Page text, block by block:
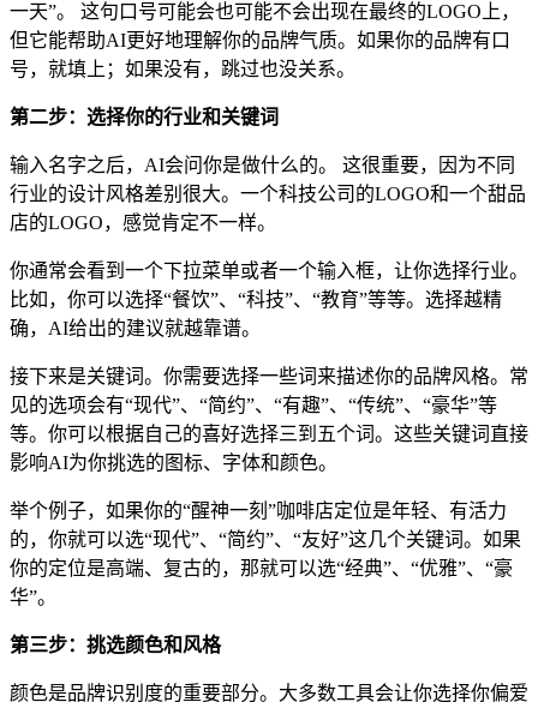
一天”。 这句口号可能会也可能不会出现在最终的LOGO上，
但它能帮助AI更好地理解你的品牌气质。如果你的品牌有口
号，就填上；如果没有，跳过也没关系。
第二步：选择你的行业和关键词
输入名字之后，AI会问你是做什么的。 这很重要，因为不同
行业的设计风格差别很大。一个科技公司的LOGO和一个甜品
店的LOGO，感觉肯定不一样。
你通常会看到一个下拉菜单或者一个输入框，让你选择行业。
比如，你可以选择“餐饮”、“科技”、“教育”等等。选择越精
确，AI给出的建议就越靠谱。
接下来是关键词。你需要选择一些词来描述你的品牌风格。常
见的选项会有“现代”、“简约”、“有趣”、“传统”、“豪华”等
等。你可以根据自己的喜好选择三到五个词。这些关键词直接
影响AI为你挑选的图标、字体和颜色。
举个例子，如果你的“醒神一刻”咖啡店定位是年轻、有活力
的，你就可以选“现代”、“简约”、“友好”这几个关键词。如果
你的定位是高端、复古的，那就可以选“经典”、“优雅”、“豪
华”。
第三步：挑选颜色和风格
颜色是品牌识别度的重要部分。大多数工具会让你选择你偏爱